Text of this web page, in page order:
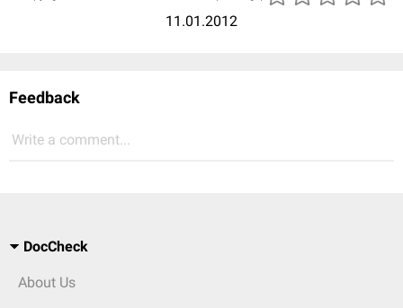
11.01.2012
Feedback
Write a comment...
DocCheck
About Us